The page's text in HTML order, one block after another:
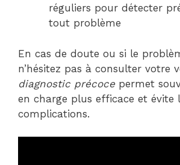
réguliers pour détecter
tout problème
En cas de doute ou si le
n’hésitez pas à consulter votre
diagnostic précoce permet
en charge plus efficace et évite
complications.